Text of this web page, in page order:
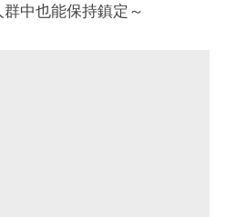
中也能保持鎮定～